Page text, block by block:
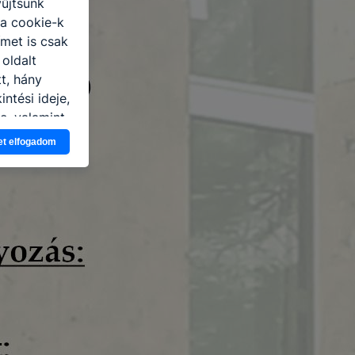
cookie-k
is csak
hány
ideje,
valamint
Ön
elfogadom